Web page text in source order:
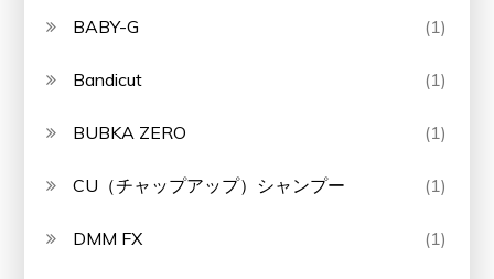
BABY-G (1)
Bandicut (1)
BUBKA ZERO (1)
CU（チャップアップ）シャンプー (1)
DMM FX (1)